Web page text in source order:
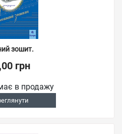
зошит.
грн
в продажу